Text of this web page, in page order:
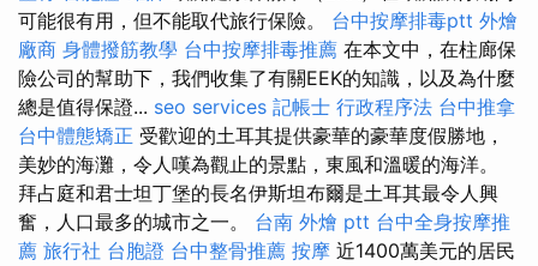
可能很有用，但不能取代旅行保險。 台中按摩排毒ptt 外燴
廠商 身體撥筋教學 台中按摩排毒推薦 在本文中，在柱廊保
險公司的幫助下，我們收集了有關EEK的知識，以及為什麼
總是值得保證... seo services 記帳士 行政程序法 台中推拿
台中體態矯正 受歡迎的土耳其提供豪華的豪華度假勝地，
美妙的海灘，令人嘆為觀止的景點，東風和溫暖的海洋。
拜占庭和君士坦丁堡的長名伊斯坦布爾是土耳其最令人興
奮，人口最多的城市之一。 台南 外燴 ptt 台中全身按摩推
薦 旅行社 台胞證 台中整骨推薦 按摩 近1400萬美元的居民